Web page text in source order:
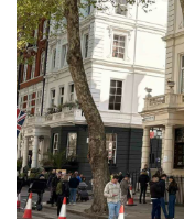
i
g
a
t
i
o
n